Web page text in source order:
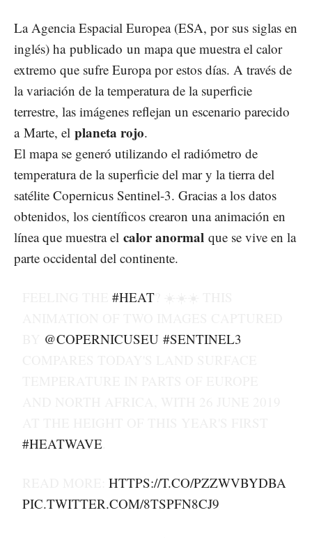
La Agencia Espacial Europea (ESA, por sus siglas en
inglés) ha publicado un mapa que muestra el calor
extremo que sufre Europa por estos días. A través de
la variación de la temperatura de la superficie
terrestre, las imágenes reflejan un escenario parecido
a Marte, el planeta rojo.
El mapa se generó utilizando el radiómetro de
temperatura de la superficie del mar y la tierra del
satélite Copernicus Sentinel-3. Gracias a los datos
obtenidos, los científicos crearon una animación en
línea que muestra el calor anormal que se vive en la
parte occidental del continente.
FEELING THE#HEAT
@COPERNICUSEU #SENTINEL3
#HEATWAVE
READ MORE:HTTPS://T.CO/PZZWVBYDBA
PIC.TWITTER.COM/8TSPFN8CJ9